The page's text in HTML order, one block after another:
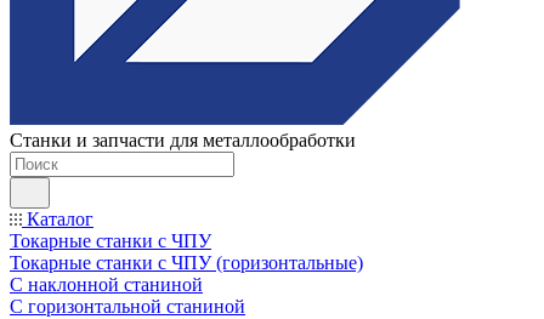
Станки и запчасти для металлообработки
Каталог
Токарные станки с ЧПУ
Токарные станки с ЧПУ (горизонтальные)
С наклонной станиной
С горизонтальной станиной